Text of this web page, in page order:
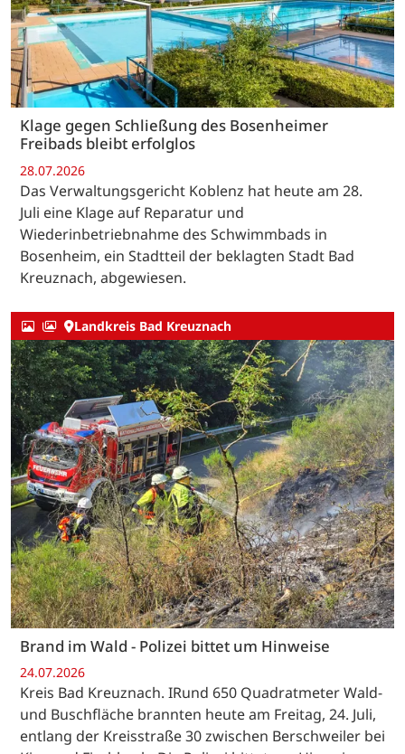
Klage gegen Schließung des Bosenheimer
Freibads bleibt erfolglos
28.07.2026
Das Verwaltungsgericht Koblenz hat heute am 28.
Juli eine Klage auf Reparatur und
Wiederinbetriebnahme des Schwimmbads in
Bosenheim, ein Stadtteil der beklagten Stadt Bad
Kreuznach, abgewiesen.
Landkreis Bad Kreuznach
Brand im Wald - Polizei bittet um Hinweise
24.07.2026
Kreis Bad Kreuznach. IRund 650 Quadratmeter Wald-
und Buschfläche brannten heute am Freitag, 24. Juli,
entlang der Kreisstraße 30 zwischen Berschweiler bei